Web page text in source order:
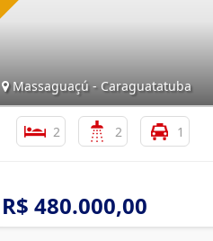
Massaguaçú - Caraguatatuba
2 2 1
R$ 480.000,00